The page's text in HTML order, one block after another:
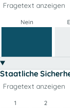
Fragetext anzeigen
Nein
Staatliche
Fragetext anzeigen
1 2